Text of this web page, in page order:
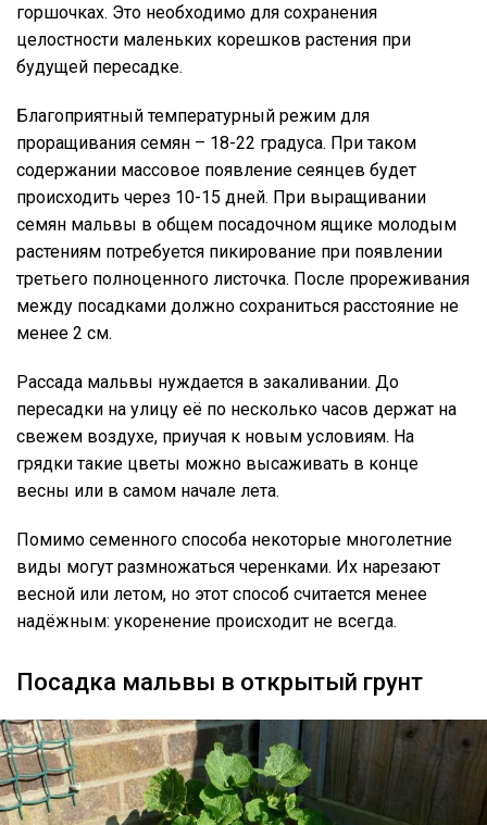
горшочках. Это необходимо для сохранения
целостности маленьких корешков растения при
будущей пересадке.
Благоприятный температурный режим для
проращивания семян – 18-22 градуса. При таком
содержании массовое появление сеянцев будет
происходить через 10-15 дней. При выращивании
семян мальвы в общем посадочном ящике молодым
растениям потребуется пикирование при появлении
третьего полноценного листочка. После прореживания
между посадками должно сохраниться расстояние не
менее 2 см.
Рассада мальвы нуждается в закаливании. До
пересадки на улицу её по несколько часов держат на
свежем воздухе, приучая к новым условиям. На
грядки такие цветы можно высаживать в конце
весны или в самом начале лета.
Помимо семенного способа некоторые многолетние
виды могут размножаться черенками. Их нарезают
весной или летом, но этот способ считается менее
надёжным: укоренение происходит не всегда.
Посадка мальвы в открытый грунт